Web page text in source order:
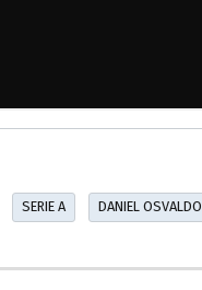
SERIE A DANIEL OSVALDO